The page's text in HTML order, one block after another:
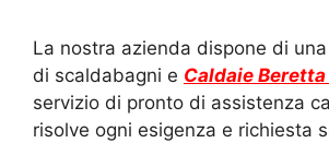
La nostra azienda dispone di
di scaldabagni e Caldaie Beretta
servizio di pronto di assistenza
risolve ogni esigenza e richiesta